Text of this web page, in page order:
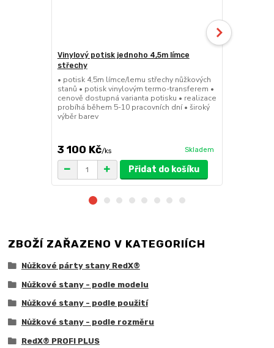
Vinylový potisk jednoho 4,5m límce
střechy
• potisk 4,5m límce/lemu střechy nůžkových
stanů • potisk vinylovým termo-transferem •
cenově dostupná varianta potisku • realizace
probíhá během 5-10 pracovních dní • široký
výběr barev
3 100 Kč/ks Skladem
Přidat do košíku
ZBOŽÍ ZAŘAZENO V KATEGORIÍCH
Nůžkové párty stany RedX®
Nůžkové stany - podle modelu
Nůžkové stany - podle použití
Nůžkové stany - podle rozměru
RedX® PROFI PLUS